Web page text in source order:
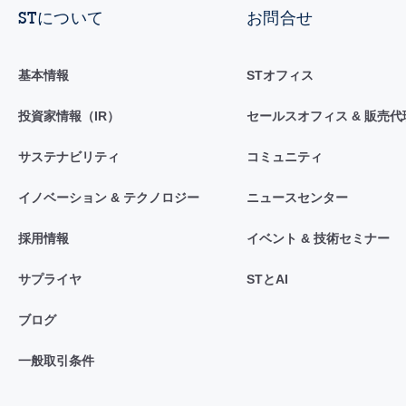
STについて
基本情報
投資家情報（IR）
サステナビリティ
イノベーション & テクノロジー
採用情報
サプライヤ
ブログ
一般取引条件
お問合せ
STオフィス
セールスオフィス & 販売代
コミュニティ
ニュースセンター
イベント & 技術セミナー
STとAI